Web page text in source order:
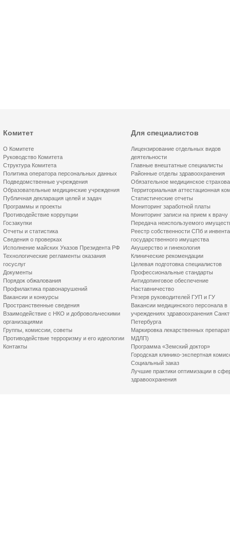
Комитет
О Комитете
Руководство Комитета
Структура Комитета
Политика оператора персональных данных
Подведомственные учреждения
Образовательные медицинские учреждения
Публичная декларация целей и задач
Программы и проекты
Противодействие коррупции
Госзакупки
Отчеты и статистика
Сведения о проверках
Исполнение майских Указов Президента РФ
Технологические регламенты оказания
госуслуг
Документы
Порядок обжалования
Профилактика правонарушений
Вакансии и конкурсы
Пространственные сведения
Взаимодействие с НКО и добровольческими
организациями
Группы, комиссии, советы
Противодействие терроризму и его идеологии
Контакты
Для специалистов
Лицензирование отдельных видов
деятельности
Главные внештатные специалисты
Районные отделы здравоохранения
Обязательное медицинское
Территориальная аттестационная
Статистические отчеты
Мониторинг заработной платы
Мониторинг записи на прием к врачу
Передача неиспользуемого
Реестр собственности СПб и
государственного имущества
Акушерство и гинекология
Клинические рекомендации
Целевая подготовка специалистов
Профессиональные стандарты
Антидопинговое обеспечение
Наставничество
Резерв руководителей ГУП и ГУ
Вакансии медицинского персонала в
учреждениях здравоохранения
Петербурга
Маркировка лекарственных
МДЛП)
Программа «Земский доктор»
Городская клинико-экспертная
Социальный заказ
Лучшие практики оптимизации в
здравоохранения